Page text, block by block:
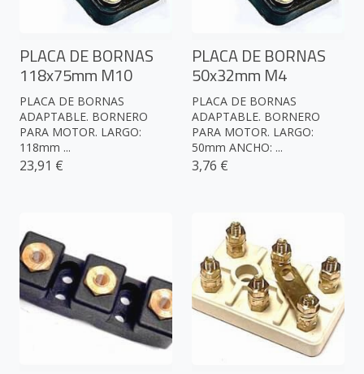
PLACA DE BORNAS
118x75mm M10
PLACA DE BORNAS
ADAPTABLE. BORNERO
PARA MOTOR. LARGO:
118mm ...
23,91 €
PLACA DE BORNAS
50x32mm M4
PLACA DE BORNAS
ADAPTABLE. BORNERO
PARA MOTOR. LARGO:
50mm ANCHO: ...
3,76 €